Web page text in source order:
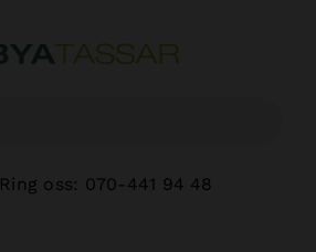
Ring oss: 070-441 94 48